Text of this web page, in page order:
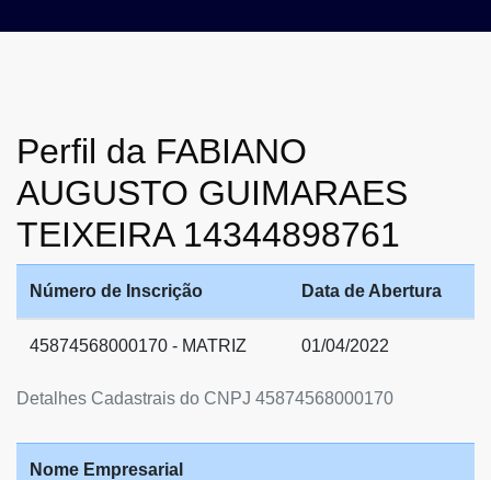
Perfil da FABIANO
AUGUSTO GUIMARAES
TEIXEIRA 14344898761
Detalhes Cadastrais do CNPJ 45874568000170
Número de Inscrição Data de Abertura
45874568000170 - MATRIZ 01/04/2022
Nome Empresarial